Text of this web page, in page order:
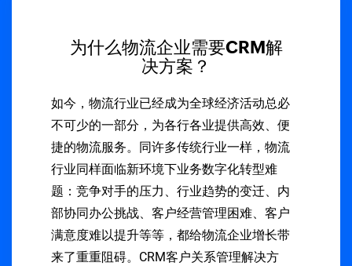
为什么物流企业需要CRM解
决方案？
如今，物流行业已经成为全球经济活动总必
不可少的一部分，为各行各业提供高效、便
捷的物流服务。同许多传统行业一样，物流
行业同样面临新环境下业务数字化转型难
题：竞争对手的压力、行业趋势的变迁、内
部协同办公挑战、客户经营管理困难、客户
满意度难以提升等等，都给物流企业增长带
来了重重阻碍。CRM客户关系管理解决方